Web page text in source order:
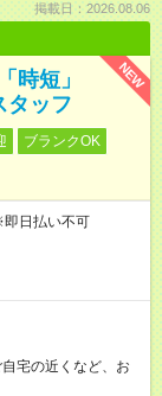
掲載日：2026.08.06
NEW
時短」
タッフ
ブランクOK
日払い不可
宅の近くなど、お